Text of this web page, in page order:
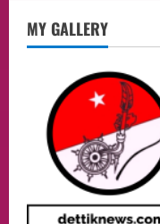
MY GALLERY
3